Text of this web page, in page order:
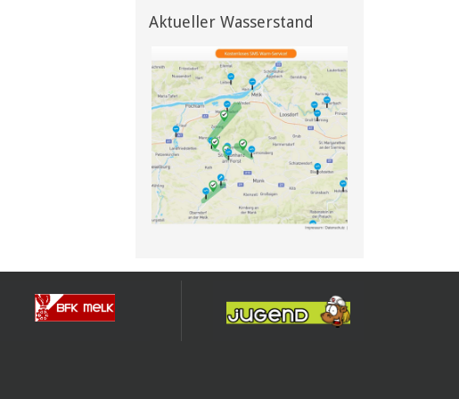
Aktueller Wasserstand